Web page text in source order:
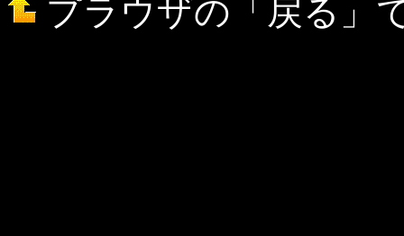
プラウザの「戻る」